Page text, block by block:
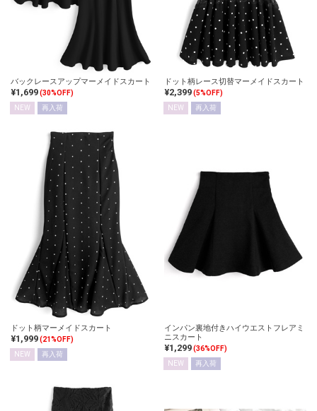
バックレースアップマーメイドスカート
¥1,699(30%OFF)
NEW
再入荷
ドット柄レース切替マーメイドスカート
¥2,399(5%OFF)
NEW
再入荷
ドット柄マーメイドスカート
¥1,999(21%OFF)
NEW
再入荷
インパン裏地付きハイウエストフレアミ
ニスカート
¥1,299(36%OFF)
NEW
再入荷